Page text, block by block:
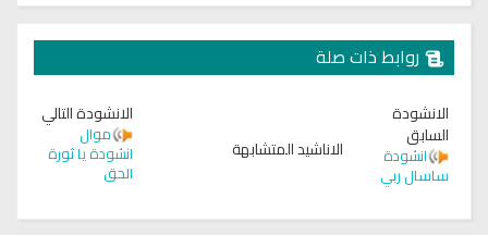
روابط ذات صلة
الانشودة
السابق
انشودة
ساسال ربي
الاناشيد المتشابهة
الانشودة التالي
موال
انشودة يا ثورة
الحق